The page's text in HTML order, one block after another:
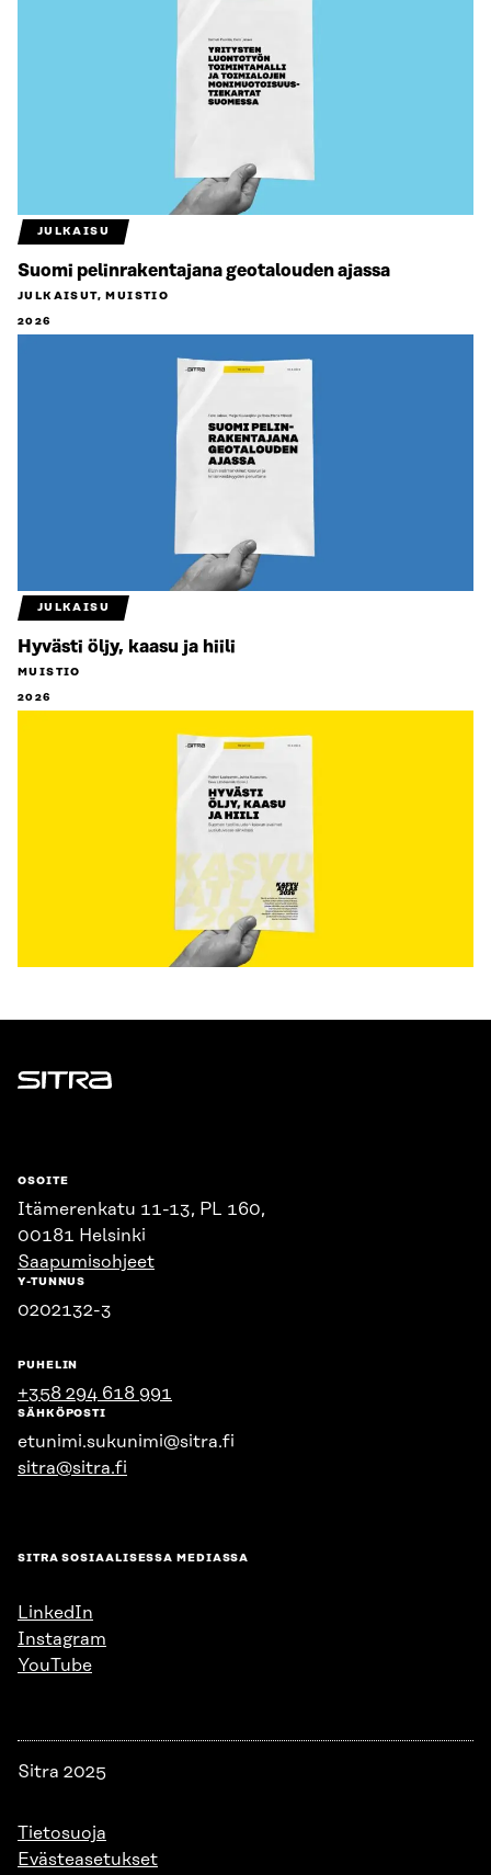
JULKAISU
Suomi pelinrakentajana geotalouden ajassa
JULKAISUT, MUISTIO
2026
JULKAISU
Hyvästi öljy, kaasu ja hiili
MUISTIO
2026
Sitra
OSOITE
Itämerenkatu 11-13, PL 160,
00181 Helsinki
Saapumisohjeet
Y-TUNNUS
0202132-3
PUHELIN
+358 294 618 991
SÄHKÖPOSTI
etunimi.sukunimi@sitra.fi
sitra@sitra.fi
SITRA SOSIAALISESSA MEDIASSA
LinkedIn
Instagram
YouTube
Sitra 2025
Tietosuoja
Evästeasetukset